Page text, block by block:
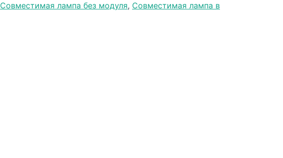
Совместимая лампа без модуля, Совместимая лампа в